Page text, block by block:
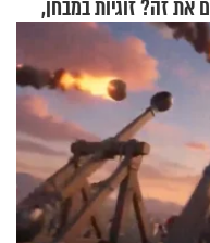
את זה? זוגיות במבחן,
יהודית ואלתר כהן